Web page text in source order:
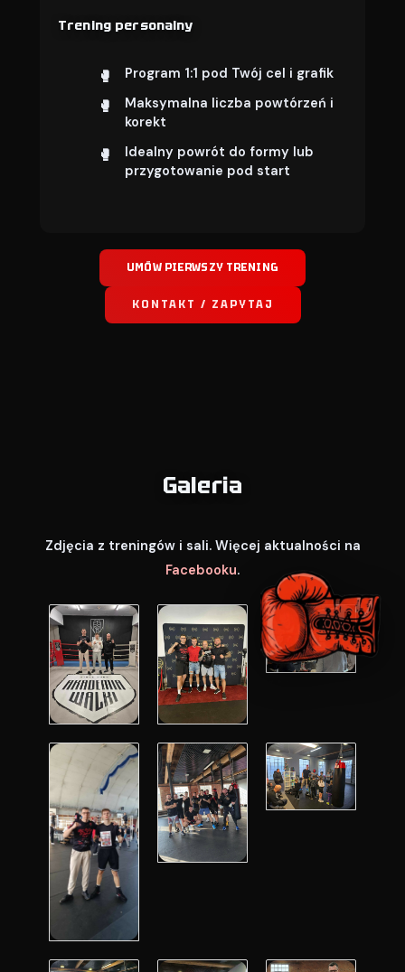
Trening personalny
Program 1:1 pod Twój cel i grafik
Maksymalna liczba powtórzeń i
korekt
Idealny powrót do formy lub
przygotowanie pod start
UMÓW PIERWSZY TRENING
KONTAKT / ZAPYTAJ
Galeria
Zdjęcia z treningów i sali. Więcej aktualności na
Facebooku.